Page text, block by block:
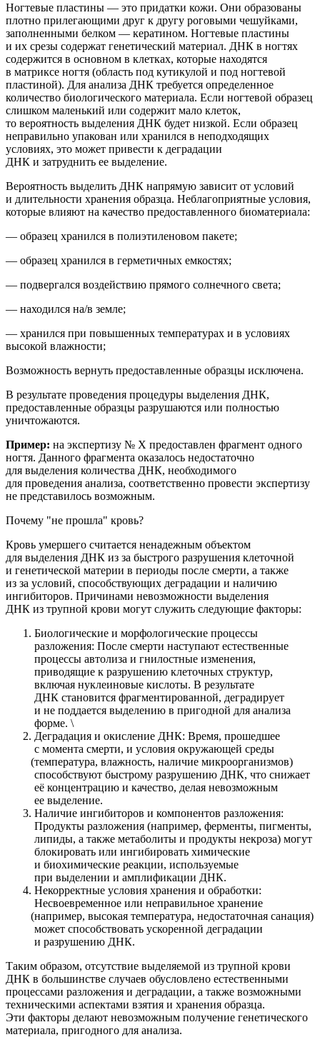
Ногтевые пластины — это придатки кожи. Они образованы
плотно прилегающими друг к другу роговыми чешуйками,
заполненными белком — кератином. Ногтевые пластины
и их срезы содержат генетический материал. ДНК в ногтях
содержится в основном в клетках, которые находятся
в матриксе ногтя (область под кутикулой и под ногтевой
пластиной). Для анализа ДНК требуется определенное
количество биологического материала. Если ногтевой образец
слишком маленький или содержит мало клеток,
то вероятность выделения ДНК будет низкой. Если образец
неправильно упакован или хранился в неподходящих
условиях, это может привести к деградации
ДНК и затруднить ее выделение.
Вероятность выделить ДНК напрямую зависит от условий
и длительности хранения образца. Неблагоприятные условия,
которые влияют на качество предоставленного биоматериала:
— образец хранился в полиэтиленовом пакете;
— образец хранился в герметичных емкостях;
— подвергался воздействию прямого солнечного света;
— находился на/в земле;
— хранился при повышенных температурах и в условиях
высокой влажности;
Возможность вернуть предоставленные образцы исключена.
В результате проведения процедуры выделения ДНК,
предоставленные образцы разрушаются или полностью
уничтожаются.
Пример: на экспертизу № Х предоставлен фрагмент одного
ногтя. Данного фрагмента оказалось недостаточно
для выделения количества ДНК, необходимого
для проведения анализа, соответственно провести экспертизу
не представилось возможным.
Почему "не прошла" кровь?
Кровь умершего считается ненадежным объектом
для выделения ДНК из за быстрого разрушения клеточной
и генетической материи в периоды после смерти, а также
из за условий, способствующих деградации и наличию
ингибиторов. Причинами невозможности выделения
ДНК из трупной крови могут служить следующие факторы:
Биологические и морфологические процессы
разложения: После смерти наступают естественные
процессы автолиза и гнилостные изменения,
приводящие к разрушению клеточных структур,
включая нуклеиновые кислоты. В результате
ДНК становится фрагментированной, деградирует
и не поддается выделению в пригодной для анализа
форме. \
Деградация и окисление ДНК: Время, прошедшее
с момента смерти, и условия окружающей среды
(температура, влажность, наличие микроорганизмов)
способствуют быстрому разрушению ДНК, что снижает
её концентрацию и качество, делая невозможным
ее выделение.
Наличие ингибиторов и компонентов разложения:
Продукты разложения (например, ферменты, пигменты,
липиды, а также метаболиты и продукты некроза) могут
блокировать или ингибировать химические
и биохимические реакции, используемые
при выделении и амплификации ДНК.
Некорректные условия хранения и обработки:
Несвоевременное или неправильное хранение
(например, высокая температура, недостаточная санация)
может способствовать ускоренной деградации
и разрушению ДНК.
Таким образом, отсутствие выделяемой из трупной крови
ДНК в большинстве случаев обусловлено естественными
процессами разложения и деградации, а также возможными
техническими аспектами взятия и хранения образца.
Эти факторы делают невозможным получение генетического
материала, пригодного для анализа.